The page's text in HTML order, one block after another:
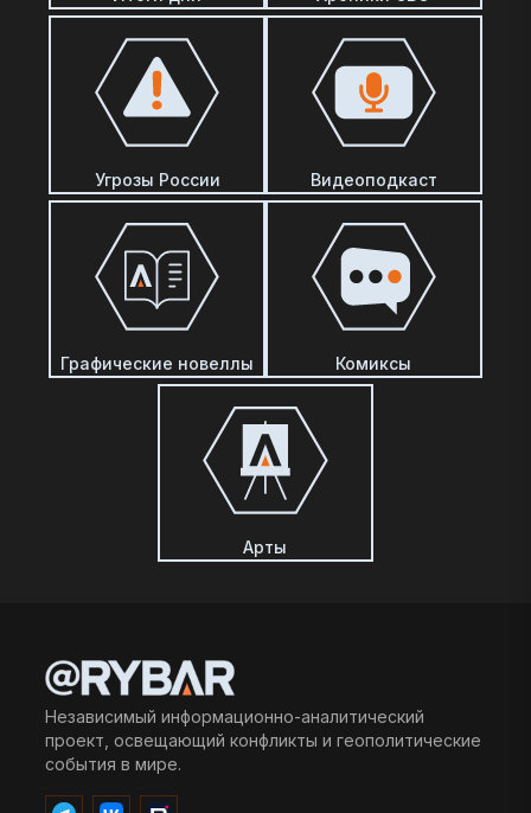
Угрозы России Видеоподкаст
Графические новеллы Комиксы
Арты
Независимый информационно-аналитический
проект, освещающий конфликты и геополитические
события в мире.